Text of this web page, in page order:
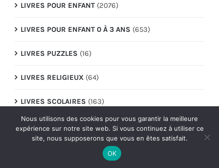
LIVRES POUR ENFANT (2076)
LIVRES POUR ENFANT 0 À 3 ANS (653)
LIVRES PUZZLES (16)
LIVRES RELIGIEUX (64)
LIVRES SCOLAIRES (163)
LIVRES SCOLAIRES/PARASCOLAIRES (1650)
(178)
Nous utilisons des cookies pour vous garantir la meilleure
expérience sur notre site web. Si vous continuez à utiliser ce
site, nous supposerons que vous en êtes satisfait.
OK